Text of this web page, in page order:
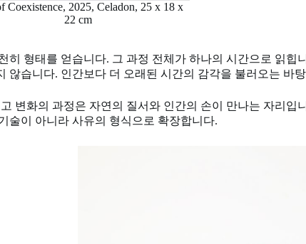
Coexistence, 2025, Celadon, 25 x 18 x
22 cm
형태를 얻습니다. 그 과정 전체가 하나의 시간으로 읽힙
습니다. 인간보다 더 오래된 시간의 감각을 불러오는 바
변화의 과정은 자연의 질서와 인간의 손이 만나는 자리입
술이 아니라 사유의 형식으로 확장합니다.